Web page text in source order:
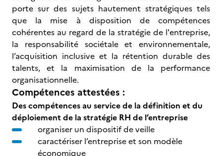
porte sur des sujets hautement stratégiques tels
que la mise à disposition de compétences
cohérentes au regard de la stratégie de l'entreprise,
la responsabilité sociétale et environnementale,
l’acquisition inclusive et la rétention durable des
talents, et la maximisation de la performance
organisationnelle.
Compétences attestées :
Des compétences au service de la définition et du
déploiement de la stratégie RH de l’entreprise
organiser un dispositif de veille
caractériser l’entreprise et son modèle
économique